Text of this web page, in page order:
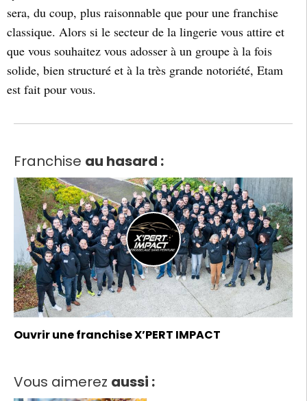
sera, du coup, plus raisonnable que pour une franchise
classique. Alors si le secteur de la lingerie vous attire et
que vous souhaitez vous adosser à un groupe à la fois
solide, bien structuré et à la très grande notoriété, Etam
est fait pour vous.
Franchise au hasard :
Ouvrir une franchise X’PERT IMPACT
Vous aimerez aussi :